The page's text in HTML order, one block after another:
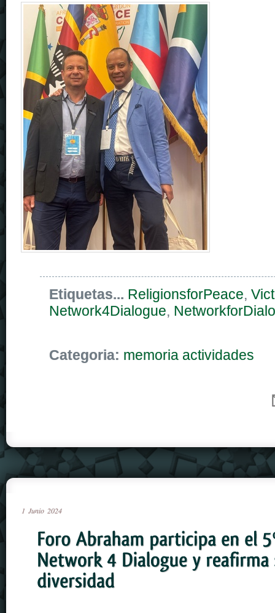
Etiquetas... ReligionsforPeace,
Network4Dialogue,
Categoria: memoria actividades
1 Junio 2024